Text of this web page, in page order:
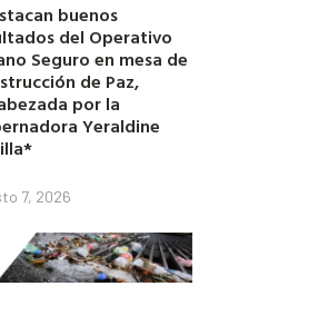
buenos
del Operativo
Seguro en mesa de
de Paz,
por la
Yeraldine
7, 2026